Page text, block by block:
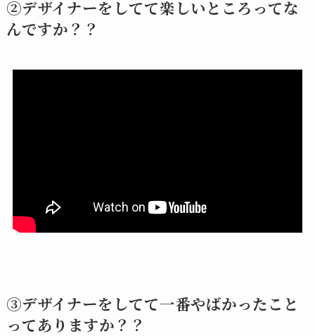
②デザイナーをしてて楽しいところってな
んですか？？
③デザイナーをしてて一番やばかったこと
ってありますか？？